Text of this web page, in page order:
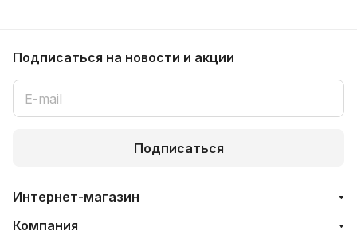
Подписаться на новости и акции
Подписаться
Интернет-магазин
Компания